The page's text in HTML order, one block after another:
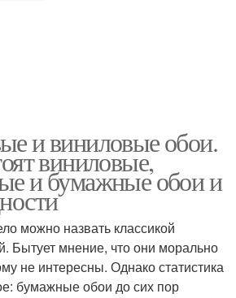
и виниловые обои.
виниловые,
и бумажные обои и
можно назвать классикой
Бытует мнение, что они морально
не интересны. Однако статистика
бумажные обои до сих пор